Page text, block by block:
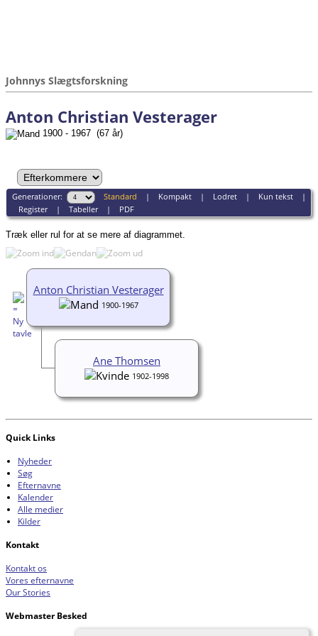
Johnnys Slægtsforskning
Anton Christian Vesterager
1900 - 1967 (67 år)
Generationer: Standard | Kompakt| Lodret| Kun tekst|
Register| Tabeller| PDF
Træk eller rul for at se mere af diagrammet.
Anton Christian Vesterager
1900-1967
Ane Thomsen
1902-1998
Quick Links
Nyheder
Søg
Efternavne
Kalender
Alle medier
Kilder
Kontakt
Kontakt os
Vores efternavne
Our Stories
Webmaster Besked